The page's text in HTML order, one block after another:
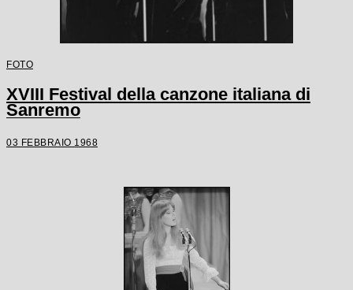
FOTO
XVIII Festival della canzone italiana di
Sanremo
03 FEBBRAIO 1968